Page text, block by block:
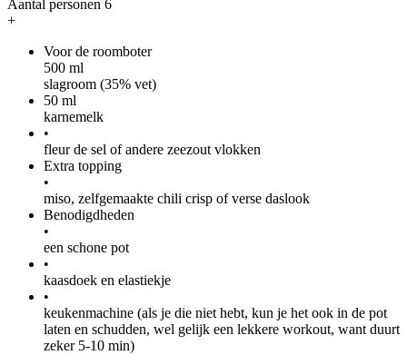
Aantal personen 6
+
Voor de roomboter
500 ml
slagroom (35% vet)
50 ml
karnemelk
•
fleur de sel of andere zeezout vlokken
Extra topping
•
miso, zelfgemaakte chili crisp of verse daslook
Benodigdheden
•
een schone pot
•
kaasdoek en elastiekje
•
keukenmachine (als je die niet hebt, kun je het ook in de pot
laten en schudden, wel gelijk een lekkere workout, want duurt
zeker 5-10 min)